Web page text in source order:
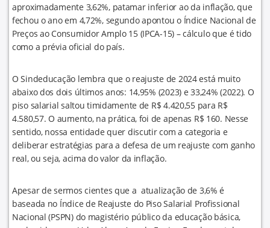
aproximadamente 3,62%, patamar inferior ao da inflação, que
fechou o ano em 4,72%, segundo apontou o Índice Nacional de
Preços ao Consumidor Amplo 15 (IPCA-15) – cálculo que é tido
como a prévia oficial do país.
O Sindeducação lembra que o reajuste de 2024 está muito
abaixo dos dois últimos anos: 14,95% (2023) e 33,24% (2022). O
piso salarial saltou timidamente de R$ 4.420,55 para R$
4.580,57. O aumento, na prática, foi de apenas R$ 160. Nesse
sentido, nossa entidade quer discutir com a categoria e
deliberar estratégias para a defesa de um reajuste com ganho
real, ou seja, acima do valor da inflação.
Apesar de sermos cientes que a atualização de 3,6% é
baseada no Índice de Reajuste do Piso Salarial Profissional
Nacional (PSPN) do magistério público da educação básica,